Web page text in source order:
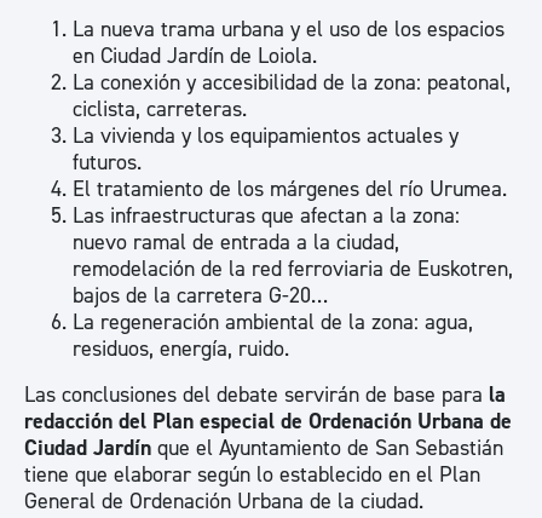
La nueva trama urbana y el uso de los espacios
en Ciudad Jardín de Loiola.
La conexión y accesibilidad de la zona: peatonal,
ciclista, carreteras.
La vivienda y los equipamientos actuales y
futuros.
El tratamiento de los márgenes del río Urumea.
Las infraestructuras que afectan a la zona:
nuevo ramal de entrada a la ciudad,
remodelación de la red ferroviaria de Euskotren,
bajos de la carretera G-20…
La regeneración ambiental de la zona: agua,
residuos, energía, ruido.
Las conclusiones del debate servirán de base para la
redacción del Plan especial de Ordenación Urbana de
Ciudad Jardín que el Ayuntamiento de San Sebastián
tiene que elaborar según lo establecido en el Plan
General de Ordenación Urbana de la ciudad.